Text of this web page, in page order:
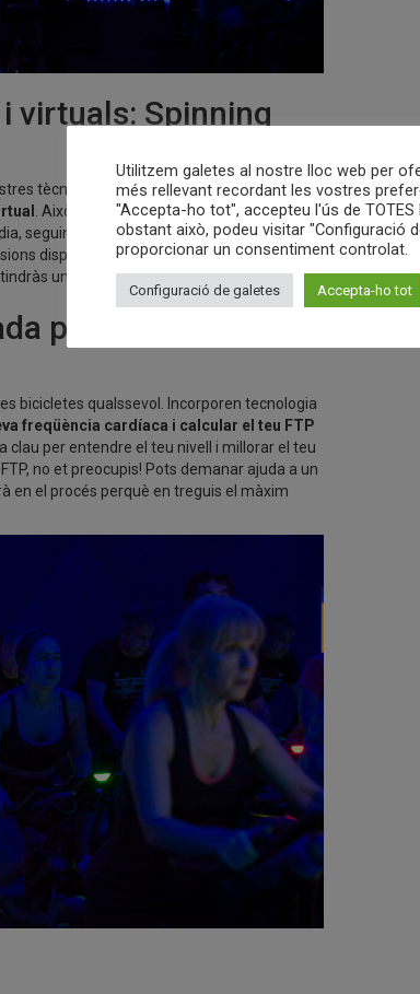
virtuals: Spinning
tècnics i tècniques especialitzades, hem
. Això vol dir que podràs fer una classe
seguint la guia d’instructors virtuals i
disponibles. Així, siguis més de matí o
una bici esperant-te!
per conèixer el teu
bicicletes qualssevol. Incorporen tecnologia
freqüència cardíaca i calcular el teu FTP
clau per entendre el teu nivell i millorar el teu
no et preocupis! Pots demanar ajuda a un
en el procés perquè en treguis el màxim
Utilitzem galetes al nostre lloc web per
més rellevant recordant les vostres
"Accepta-ho tot", accepteu l'ús de TOTES
obstant això, podeu visitar "Configuració
proporcionar un consentiment controlat.
Configuració de galetes Accepta-ho tot